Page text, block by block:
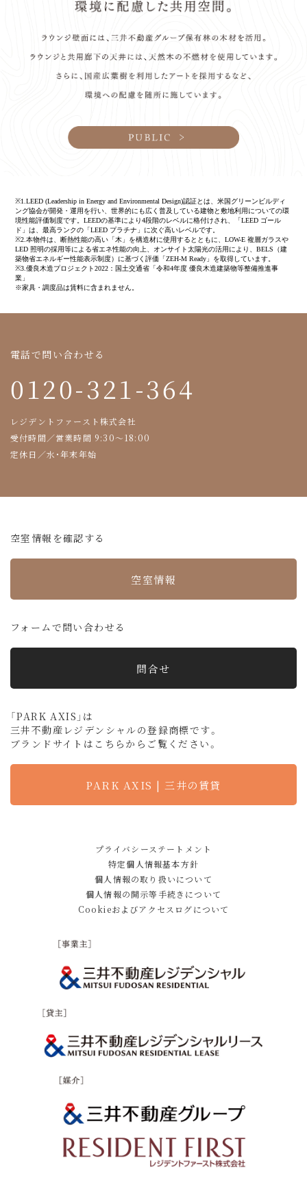
※1.LEED (Leadership in Energy and Environmental Design)認証とは、米国グリーンビルディ
ング協会が開発・運用を行い、世界的にも広く普及している建物と敷地利用についての環
境性能評価制度です。LEEDの基準により4段階のレベルに格付けされ、「LEED ゴール
ド」は、最高ランクの「LEED プラチナ」に次ぐ高いレベルです。
※2.本物件は、断熱性能の高い「木」を構造材に使用するとともに、LOW-E 複層ガラスや
LED 照明の採用等による省エネ性能の向上、オンサイト太陽光の活用により、BELS（建
築物省エネルギー性能表示制度）に基づく評価「ZEH-M Ready」を取得しています。
※3.優良木造プロジェクト2022：国土交通省「令和4年度 優良木造建築物等整備推進事
業」
※家具・調度品は賃料に含まれません。
電話で問い合わせる
0120-321-364
レジデントファースト株式会社
受付時間／営業時間 9:30～18:00
定休日／水・年末年始
空室情報を確認する
空室情報
フォームで問い合わせる
問合せ
「PARK AXIS」は
三井不動産レジデンシャルの登録商標です。
ブランドサイトはこちらからご覧ください。
PARK AXIS | 三井の賃貸
プライバシーステートメント
特定個人情報基本方針
個人情報の取り扱いについて
個人情報の開示等手続きについて
Cookieおよびアクセスログについて